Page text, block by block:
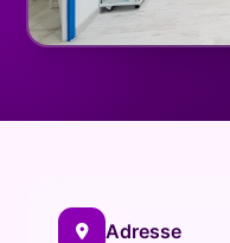
Devenez franchisé(e)
Nos centres
Adresse